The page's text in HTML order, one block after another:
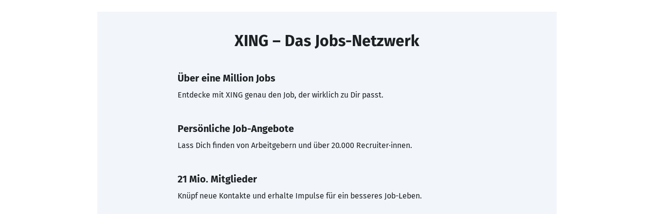
XING – Das Jobs-Netzwerk
Über eine Million Jobs
Entdecke mit XING genau den Job, der wirklich zu Dir passt.
Persönliche Job-Angebote
Lass Dich finden von Arbeitgebern und über 20.000 Recruiter·innen.
21 Mio. Mitglieder
Knüpf neue Kontakte und erhalte Impulse für ein besseres Job-Leben.